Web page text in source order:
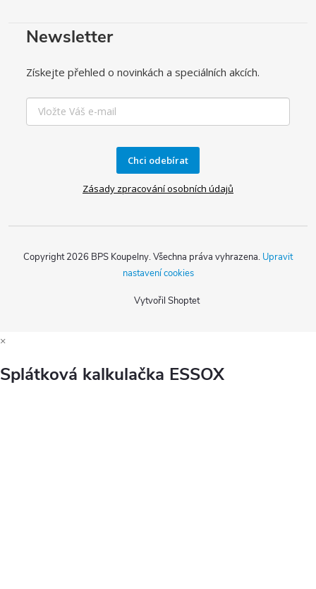
Newsletter
Získejte přehled o novinkách a speciálních akcích.
Chci odebírat
Zásady zpracování osobních údajů
Vytvořil Shoptet
Copyright 2026 BPS Koupelny. Všechna práva vyhrazena. Upravit
nastavení cookies
×
Splátková kalkulačka ESSOX